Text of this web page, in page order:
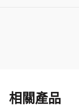
相關產品